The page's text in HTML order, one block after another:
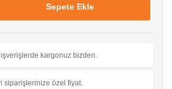
Sepete Ekle
kargonuz bizden.
siparişlerinize özel fiyat.